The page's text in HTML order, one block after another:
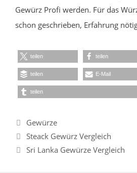
Gewürz Profi werden. Für das
schon geschrieben, Erfahrung
teilen teilen
teilen E-Mail
teilen
Kategorien
Gewürze
Steack Gewürz Vergleich
Sri Lanka Gewürze Vergleich